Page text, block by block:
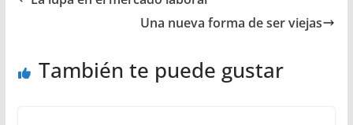
Una nueva forma de ser viejas
También te puede gustar